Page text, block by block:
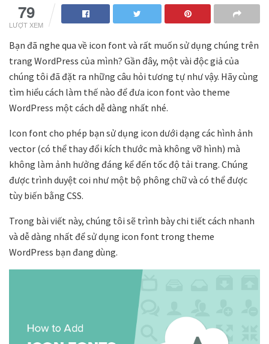
79
LƯỢT XEM
Bạn đã nghe qua về icon font và rất muốn sử dụng chúng trên
trang WordPress của mình? Gần đây, một vài độc giả của
chúng tôi đã đặt ra những câu hỏi tương tự như vậy. Hãy cùng
tìm hiểu cách làm thế nào để đưa icon font vào theme
WordPress một cách dễ dàng nhất nhé.
Icon font cho phép bạn sử dụng icon dưới dạng các hình ảnh
vector (có thể thay đổi kích thước mà không vỡ hình) mà
không làm ảnh hưởng đáng kể đến tốc độ tải trang. Chúng
được trình duyệt coi như một bộ phông chữ và có thể được
tùy biến bằng CSS.
Trong bài viết này, chúng tôi sẽ trình bày chi tiết cách nhanh
và dễ dàng nhất để sử dụng icon font trong theme
WordPress bạn đang dùng.